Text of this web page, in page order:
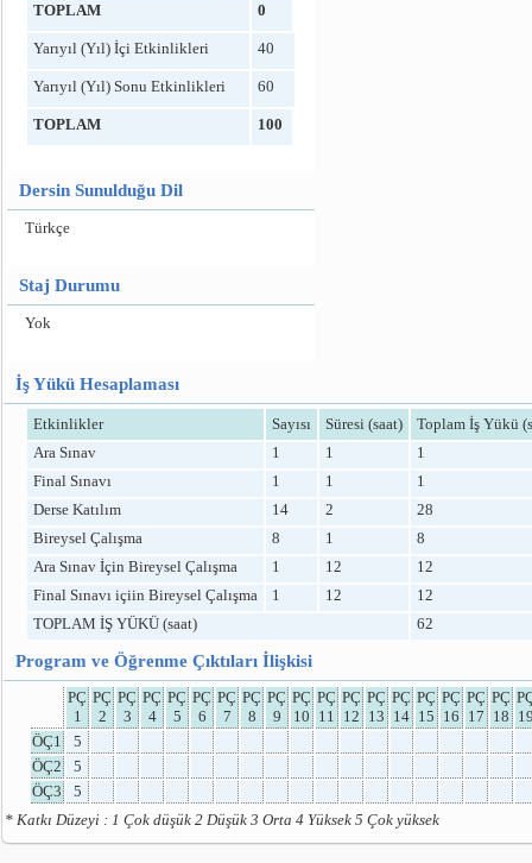
TOPLAM
0
Yarıyıl (Yıl) İçi Etkinlikleri 40
Yarıyıl (Yıl) Sonu Etkinlikleri 60
TOPLAM 100
Dersin Sunulduğu Dil
Türkçe
Staj Durumu
Yok
İş Yükü Hesaplaması
Etkinlikler Sayısı Süresi (saat)
Toplam İş Yükü
Ara Sınav
1 1
1
Final Sınavı
1 1
1
Derse Katılım
14 2
28
Bireysel Çalışma
8 1
8
Ara Sınav İçin Bireysel Çalışma
1 12
12
Final Sınavı içiin Bireysel Çalışma
1 12
12
TOPLAM İŞ YÜKÜ (saat)
62
Program ve Öğrenme Çıktıları İlişkisi
PÇ
1
PÇ
2
PÇ
3
PÇ
4
PÇ
5
PÇ
6
PÇ
7
PÇ
8
PÇ
9
PÇ
10
PÇ
11
PÇ
12
PÇ
13
PÇ
14
PÇ
15
PÇ
16
PÇ
17
PÇ
18
ÖÇ1
5
ÖÇ2
5
ÖÇ3
5
* Katkı Düzeyi : 1 Çok düşük 2 Düşük 3 Orta 4 Yüksek 5 Çok yüksek